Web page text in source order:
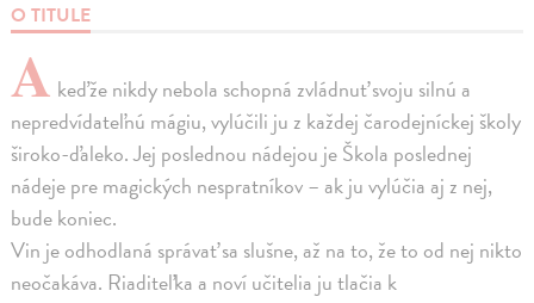
O TITULE
A keďže nikdy nebola schopná zvládnuť svoju silnú a
nepredvídateľnú mágiu, vylúčili ju z každej čarodejníckej školy
široko-ďaleko. Jej poslednou nádejou je Škola poslednej
nádeje pre magických nespratníkov – ak ju vylúčia aj z nej,
bude koniec.
Vin je odhodlaná správať sa slušne, až na to, že to od nej nikto
neočakáva. Riaditeľka a noví učitelia ju tlačia k